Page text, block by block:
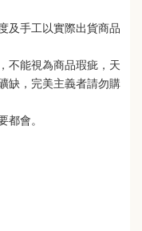
及手工以實際出貨商品
不能視為商品瑕疵，天
缺，完美主義者請勿購
會。